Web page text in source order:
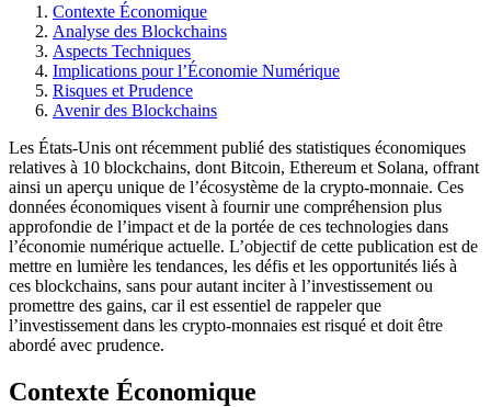
Contexte Économique
Analyse des Blockchains
Aspects Techniques
Implications pour l’Économie Numérique
Risques et Prudence
Avenir des Blockchains
Les États-Unis ont récemment publié des statistiques économiques
relatives à 10 blockchains, dont Bitcoin, Ethereum et Solana, offrant
ainsi un aperçu unique de l’écosystème de la crypto-monnaie. Ces
données économiques visent à fournir une compréhension plus
approfondie de l’impact et de la portée de ces technologies dans
l’économie numérique actuelle. L’objectif de cette publication est de
mettre en lumière les tendances, les défis et les opportunités liés à
ces blockchains, sans pour autant inciter à l’investissement ou
promettre des gains, car il est essentiel de rappeler que
l’investissement dans les crypto-monnaies est risqué et doit être
abordé avec prudence.
Contexte Économique